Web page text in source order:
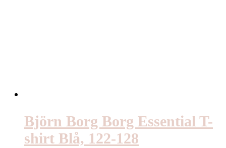
Björn Borg Borg Essential T-
shirt Blå, 122-128